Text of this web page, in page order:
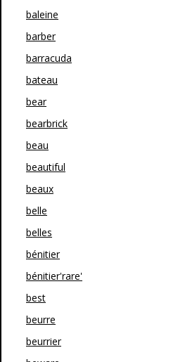
baleine
barber
barracuda
bateau
bear
bearbrick
beau
beautiful
beaux
belle
belles
bénitier
bénitier'rare'
best
beurre
beurrier